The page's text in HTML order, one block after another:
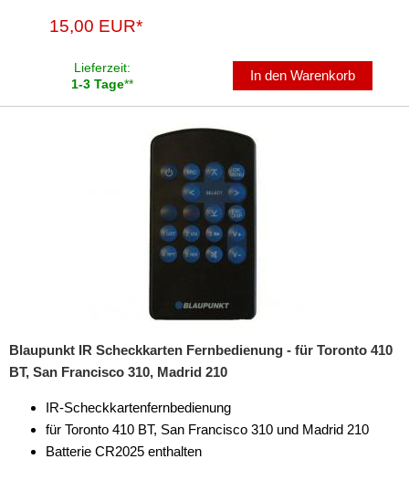
für GMC
für Harley Davidson
für Honda
für Jeep
für Kia
15,00 EUR*
Lieferzeit:
1-3 Tage**
In den Warenkorb
Blaupunkt IR Scheckkarten Fernbedienung - für Toronto 410
BT, San Francisco 310, Madrid 210
IR-Scheckkartenfernbedienung
für Toronto 410 BT, San Francisco 310 und Madrid 210
Batterie CR2025 enthalten